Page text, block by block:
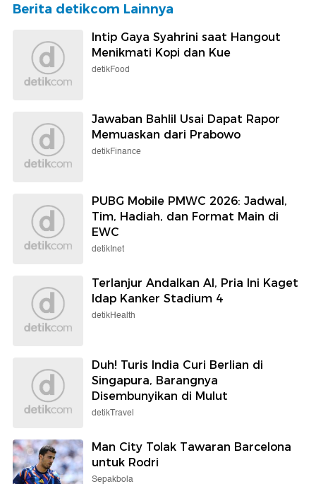
Berita detikcom Lainnya
Intip Gaya Syahrini saat Hangout
Menikmati Kopi dan Kue
detikFood
Jawaban Bahlil Usai Dapat Rapor
Memuaskan dari Prabowo
detikFinance
PUBG Mobile PMWC 2026: Jadwal,
Tim, Hadiah, dan Format Main di
EWC
detikInet
Terlanjur Andalkan AI, Pria Ini Kaget
Idap Kanker Stadium 4
detikHealth
Duh! Turis India Curi Berlian di
Singapura, Barangnya
Disembunyikan di Mulut
detikTravel
Man City Tolak Tawaran Barcelona
untuk Rodri
Sepakbola